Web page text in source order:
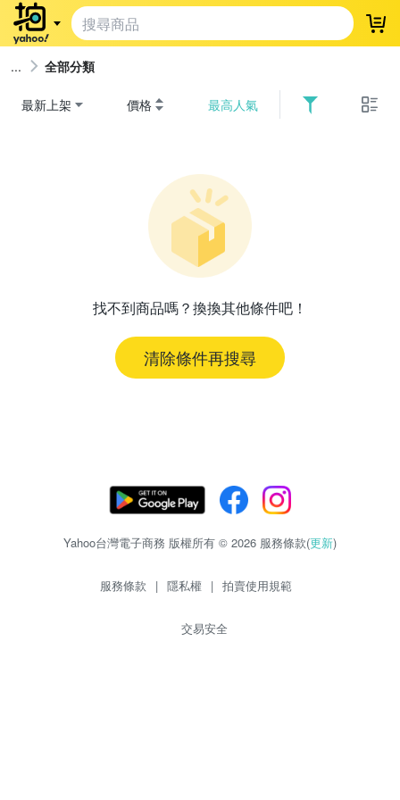
登
全部分類
最新上架 價格 最高人氣
找不到商品嗎？換換其他條件吧！
清除條件再搜尋
Yahoo台灣電子商務 版權所有 © 2026 服務條款(更新)
服務條款 | 隱私權 | 拍賣使用規範
交易安全